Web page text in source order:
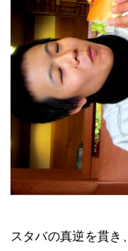
スタバの真逆を貫き